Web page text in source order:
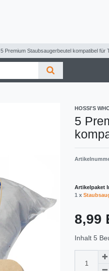
5 Premium Staubsaugerbeutel kompatibel für
HOSSI'S
5
Artikelpaket
1 x
8,99
Inhalt 5